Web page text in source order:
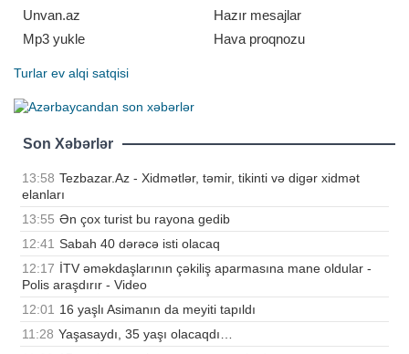
Unvan.az
Hazır mesajlar
Mp3 yukle
Hava proqnozu
Turlar ev alqi satqisi
Son Xəbərlər
13:58 Tezbazar.Az - Xidmətlər, təmir, tikinti və digər xidmət
elanları
13:55 Ən çox turist bu rayona gedib
12:41 Sabah 40 dərəcə isti olacaq
12:17 İTV əməkdaşlarının çəkiliş aparmasına mane oldular -
Polis araşdırır - Video
12:01 16 yaşlı Asimanın da meyiti tapıldı
11:28 Yaşasaydı, 35 yaşı olacaqdı…